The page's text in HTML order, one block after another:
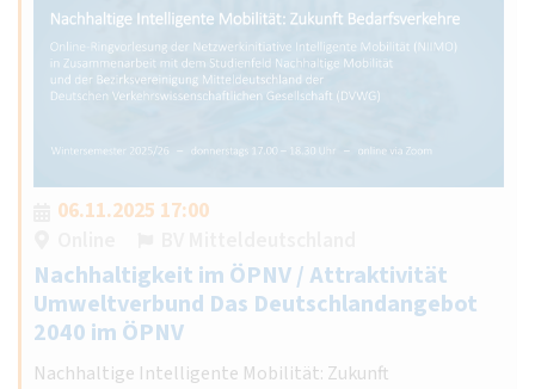
06.11.2025 17:00
Nachhaltigkeit im ÖPNV / Attraktivität
Umweltverbund Das Deutschlandangebot
2040 im ÖPNV
Nachhaltige Intelligente Mobilität: Zukunft